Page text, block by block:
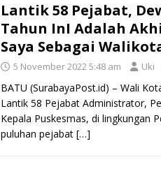
Lantik 58 Pejabat,
Tahun InI Adalah
Saya Sebagai
5 November 2022 5:48 am Uki
BATU (SurabayaPost.id) – Wali
Lantik 58 Pejabat Administrator,
Kepala Puskesmas, di lingkungan
puluhan pejabat […]